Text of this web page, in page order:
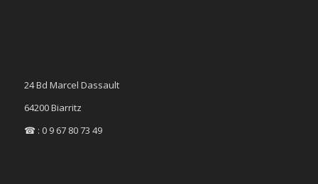
24 Bd Marcel Dassault
64200 Biarritz
☎ : 0 9 67 80 73 49